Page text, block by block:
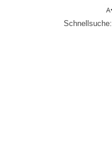
Schnellsuche: